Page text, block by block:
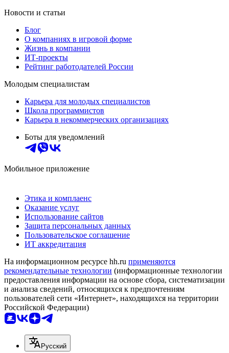
Новости и статьи
Блог
О компаниях в игровой форме
Жизнь в компании
ИТ-проекты
Рейтинг работодателей России
Молодым специалистам
Карьера для молодых специалистов
Школа программистов
Карьера в некоммерческих организациях
Боты для уведомлений
Мобильное приложение
Этика и комплаенс
Оказание услуг
Использование сайтов
Защита персональных данных
Пользовательское соглашение
ИТ аккредитация
На информационном ресурсе hh.ru применяются
рекомендательные технологии (информационные технологии
предоставления информации на основе сбора, систематизации
и анализа сведений, относящихся к предпочтениям
пользователей сети «Интернет», находящихся на территории
Российской Федерации)
Русский